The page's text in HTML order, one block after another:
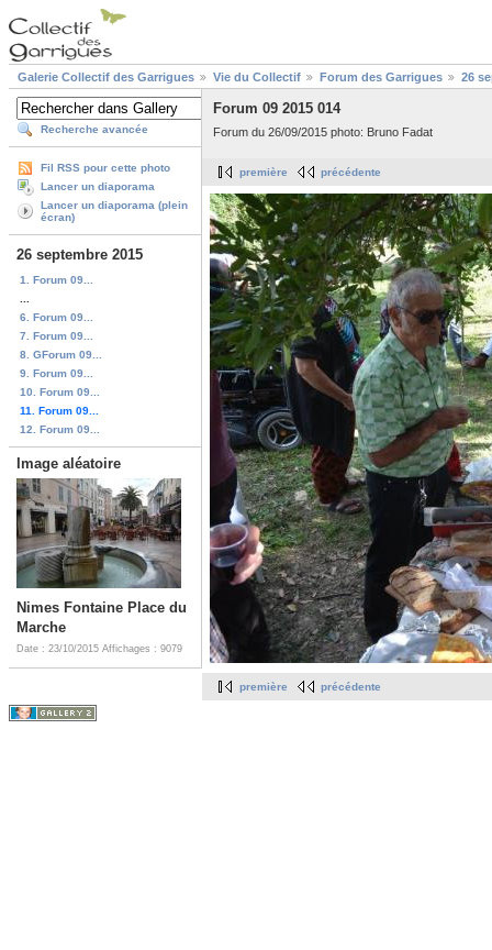
Galerie Collectif des Garrigues Vie du Collectif Forum des Garrigues 26
Recherche avancée
Fil RSS pour cette photo
Lancer un diaporama
Lancer un diaporama (plein
écran)
26 septembre 2015
1. Forum 09...
6. Forum 09...
7. Forum 09...
8. GForum 09...
9. Forum 09...
10. Forum 09...
11. Forum 09...
12. Forum 09...
Image aléatoire
Nimes Fontaine Place du
Marche
Date : 23/10/2015 Affichages : 9079
Forum 09 2015 014
Forum du 26/09/2015 photo: Bruno Fadat
première précédente
première précédente